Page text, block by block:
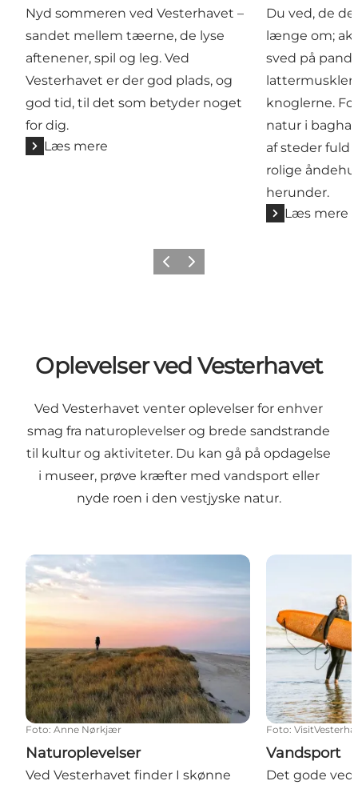
Nyd sommeren ved Vesterhavet –
sandet mellem tæerne, de lyse
aftenener, spil og leg. Ved
Vesterhavet er der god plads, og
god tid, til det som betyder noget
for dig.
Læs mere
Du ved, de
længe om;
sved på
knoglerne.
natur i
af steder fuld
rolige
herunder.
Læs mere
ForrigeNæste
Oplevelser ved Vesterhavet
Ved Vesterhavet venter oplevelser for enhver
smag fra naturoplevelser og brede sandstrande
til kultur og aktiviteter. Du kan gå på opdagelse
i museer, prøve kræfter med vandsport eller
nyde roen i den vestjyske natur.
Naturoplevelser
Foto: Anne Nørkjær
Naturoplevelser
Ved Vesterhavet finder I skønne
Vandsport
Foto:
Vandsport
Det gode ved